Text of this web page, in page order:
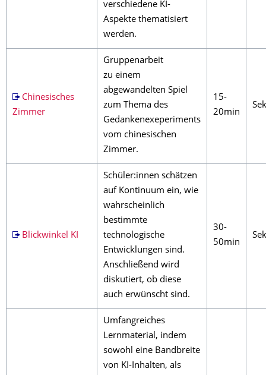
verschiedene KI-
Aspekte thematisiert
werden.
Chinesisches
Zimmer
Gruppenarbeit
zu einem
abgewandelten Spiel
zum Thema des
Gedankenexeperiments
vom chinesischen
Zimmer.
15-
20min
Blickwinkel KI
Schüler:innen schätzen
auf Kontinuum ein, wie
wahrscheinlich
bestimmte
technologische
Entwicklungen sind.
Anschließend wird
diskutiert, ob diese
auch erwünscht sind.
30-
50min
Umfangreiches
Lernmaterial, indem
sowohl eine Bandbreite
von KI-Inhalten, als